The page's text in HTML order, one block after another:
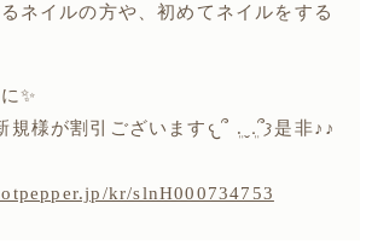
ネイルの方や、初めてネイルをする
✨
hotpepperなら新規様が割引ございます𐔌՞ ܸ.ˬ.ܸ՞𐦯是非♪♪
kr/slnH000734753